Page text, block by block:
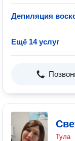
Депиляция
Ещё 14 услуг
Тула